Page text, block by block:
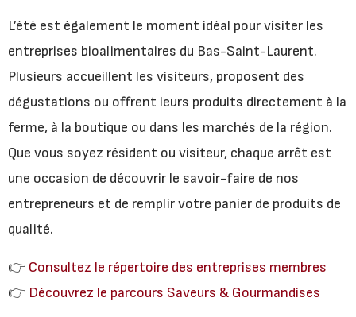
L’été est également le moment idéal pour visiter les
entreprises bioalimentaires du Bas-Saint-Laurent.
Plusieurs accueillent les visiteurs, proposent des
dégustations ou offrent leurs produits directement à la
ferme, à la boutique ou dans les marchés de la région.
Que vous soyez résident ou visiteur, chaque arrêt est
une occasion de découvrir le savoir-faire de nos
entrepreneurs et de remplir votre panier de produits de
qualité.
👉 Consultez le répertoire des entreprises membres
👉 Découvrez le parcours Saveurs & Gourmandises